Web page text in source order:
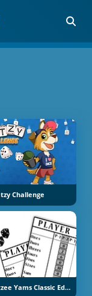
Challenge
Yatzy Yahtzee Yams Classic Edition